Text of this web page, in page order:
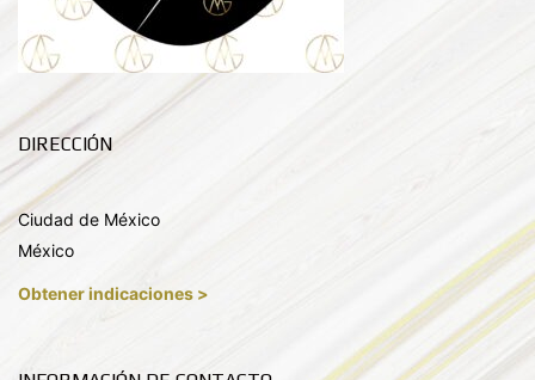
DIRECCIÓN
Ciudad de México
México
Obtener indicaciones >